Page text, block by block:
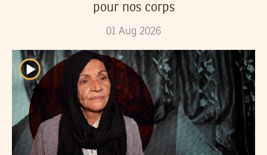
pour nos corps
01 Aug 2026